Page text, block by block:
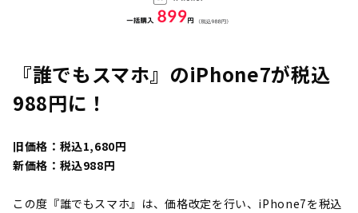
『誰でもスマホ』のiPhone7が税込
988円に！
旧価格：税込1,680円
新価格：税込988円
この度『誰でもスマホ』は、価格改定を行い、iPhone7を税込